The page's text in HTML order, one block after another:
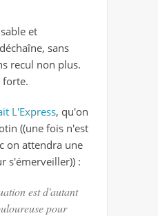
et
sans
recul non plus.
forte.
L'Express, qu'on
((une fois n'est
on attendra une
s'émerveiller)) :
est d'autant
pour